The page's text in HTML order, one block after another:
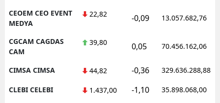
CEOEM CEO EVENT
MEDYA
22,82 -0,09 13.057.682,76
CGCAM CAGDAS
CAM
39,80 0,05 70.456.162,06
CIMSA CIMSA 44,82 -0,36 329.636.288,88
CLEBI CELEBI 1.437,00 -1,10 35.898.068,00